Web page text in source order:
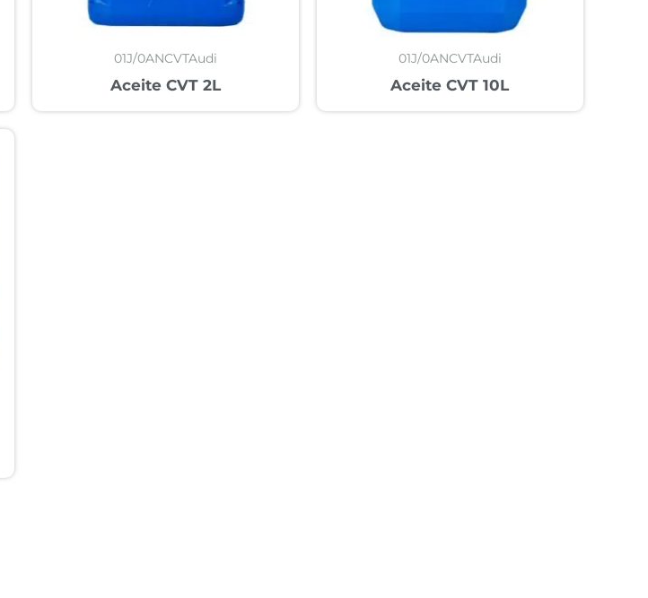
01J/0ANCVTAudi
Aceite CVT 2L
01J/0ANCVTAudi
Aceite CVT 10L